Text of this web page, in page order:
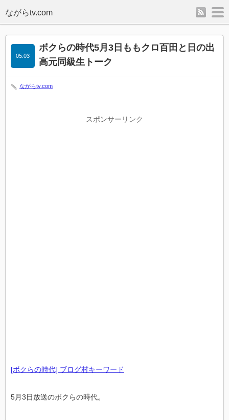
rss
ボクらの時代5月3日ももクロ百田と日の出
高元同級生トーク
05.03
ながらtv.com
スポンサーリンク
[ボクらの時代] ブログ村キーワード
5月3日放送のボクらの時代。